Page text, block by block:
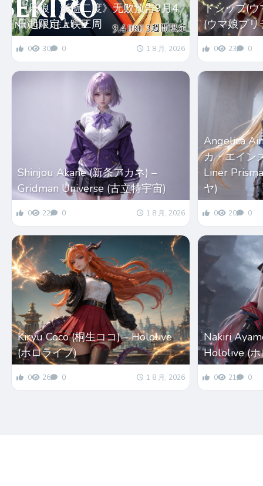
《只狼：影逝二度》无败预告9月4
日起限定上映三周
0 30 0 1 8 月, 2026
ドシップ(
(ウマ娘プ
0 23 0
Shinjou Akane (新条アカネ) –
Gridman Universe (古立特宇宙)
0 22 0 1 8 月, 2026
Angelica
カ・エイン
Liner
ヤ)
0 20 0
Kiryu Coco (桐生ココ) – Hololive
(ホロライブ)
0 26 0 1 8 月, 2026
Nakiri
Hololive (ホ
0 21 0